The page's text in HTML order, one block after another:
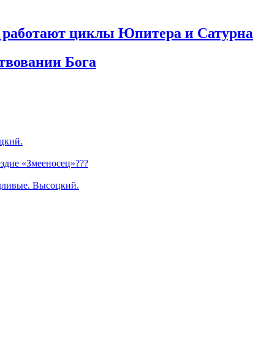
работают циклы Юпитера и Сатурна
Бога
«Змееносец»???
Высоцкий.